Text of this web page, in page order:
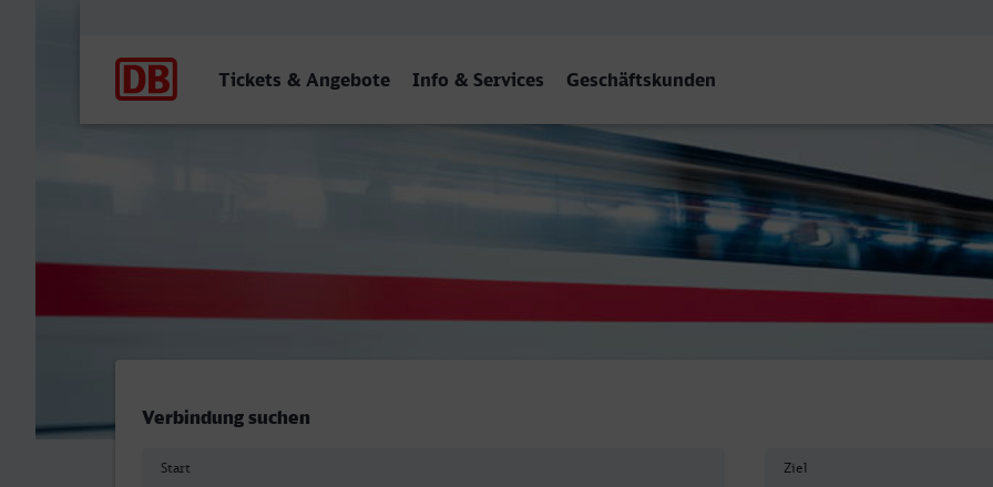
Tickets & Angebote Info & Services Geschäftskunden
Frankfurt (M) Flughafen Fernbf - Castrop-Rauxel Hbf
Verbindung suchen
Start Ziel